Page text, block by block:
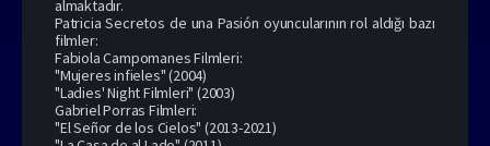
almaktadır.
Patricia Secretos de una Pasión oyuncularının rol aldığı bazı
filmler:
Fabiola Campomanes Filmleri:
"Mujeres infieles" (2004)
"Ladies' Night Filmleri" (2003)
Gabriel Porras Filmleri:
"El Señor de los Cielos" (2013-2021)